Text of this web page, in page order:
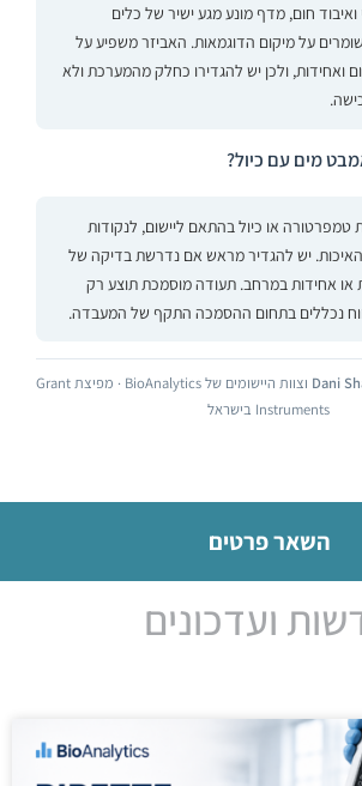
חום, מדף מונע מגע ישיר של כלים
על מיקום הדוגמאות. האביזר משפיע על
ואחידות, ולכן יש להגדירו כחלק מהמערכת ולא
מים עם כיול?
או כיול בהתאם ליישום, לנקודות
יש להגדיר מראש אם נדרשת בדיקה של
או אחידות במרחב. תעודה מוסמכת תוצע רק
נכללים בתחום ההסמכה התקף של המעבדה.
Dani
וצוות היישומים של BioAnalytics · מפיצת Grant
Instruments בישראל
השאר פרטים
ועדכונים